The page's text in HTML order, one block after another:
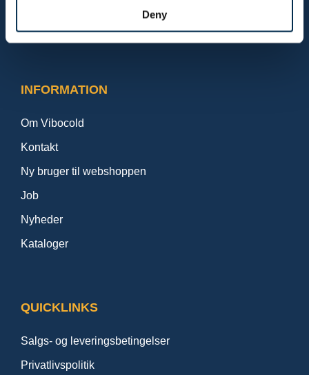
Deny
Man - tor: 8 - 16
INFORMATION
Om Vibocold
Kontakt
Ny bruger til webshoppen
Job
Nyheder
Kataloger
QUICKLINKS
Salgs- og leveringsbetingelser
Privatlivspolitik